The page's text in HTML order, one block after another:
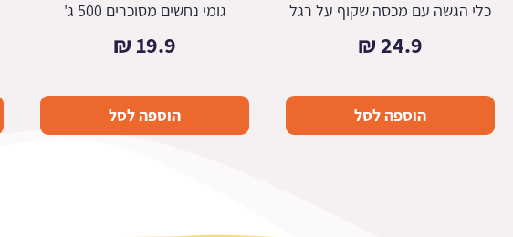
כלי הגשה עם מכסה שקוף על רגל
24.9
₪
הוספה לסל
גומי נחשים מסוכרים 500 ג'
19.9
₪
הוספה לסל